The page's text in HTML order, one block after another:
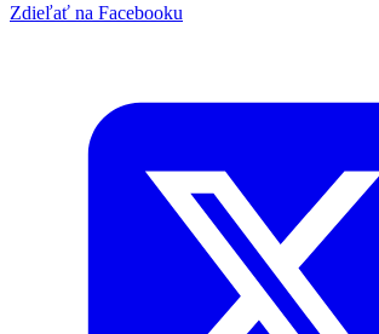
Zdieľať na Facebooku